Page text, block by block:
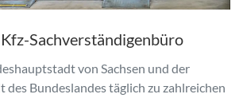
Sachverständigenbüro
von Sachsen und der
Bundeslandes täglich zu zahlreichen